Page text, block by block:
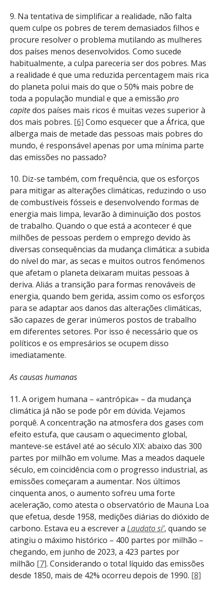
9. Na tentativa de simplificar a realidade, não falta
quem culpe os pobres de terem demasiados filhos e
procure resolver o problema mutilando as mulheres
dos países menos desenvolvidos. Como sucede
habitualmente, a culpa pareceria ser dos pobres. Mas
a realidade é que uma reduzida percentagem mais rica
do planeta polui mais do que o 50% mais pobre de
toda a população mundial e que a emissão pro
capitedos países mais ricos é muitas vezes superior à
dos mais pobres. [6] Como esquecer que a África, que
alberga mais de metade das pessoas mais pobres do
mundo, é responsável apenas por uma mínima parte
das emissões no passado?
10. Diz-se também, com frequência, que os esforços
para mitigar as alterações climáticas, reduzindo o uso
de combustíveis fósseis e desenvolvendo formas de
energia mais limpa, levarão à diminuição dos postos
de trabalho. Quando o que está a acontecer é que
milhões de pessoas perdem o emprego devido às
diversas consequências da mudança climática: a subida
do nível do mar, as secas e muitos outros fenómenos
que afetam o planeta deixaram muitas pessoas à
deriva. Aliás a transição para formas renováveis de
energia, quando bem gerida, assim como os esforços
para se adaptar aos danos das alterações climáticas,
são capazes de gerar inúmeros postos de trabalho
em diferentes setores. Por isso é necessário que os
políticos e os empresários se ocupem disso
imediatamente.
As causas humanas
11. A origem humana – «antrópica» – da mudança
climática já não se pode pôr em dúvida. Vejamos
porquê. A concentração na atmosfera dos gases com
efeito estufa, que causam o aquecimento global,
manteve-se estável até ao século XIX: abaixo das 300
partes por milhão em volume. Mas a meados daquele
século, em coincidência com o progresso industrial, as
emissões começaram a aumentar. Nos últimos
cinquenta anos, o aumento sofreu uma forte
aceleração, como atesta o observatório de Mauna Loa
que efetua, desde 1958, medições diárias do dióxido de
carbono. Estava eu a escrever a Laudato si’, quando se
atingiu o máximo histórico – 400 partes por milhão –
chegando, em junho de 2023, a 423 partes por
milhão [7]. Considerando o total líquido das emissões
desde 1850, mais de 42% ocorreu depois de 1990. [8]